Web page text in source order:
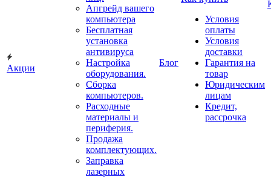
Акции
Апгрейд вашего
компьютера
Бесплатная
установка
антивируса
Настройка
оборудования.
Сборка
компьютеров.
Расходные
материалы и
периферия.
Продажа
комплектующих.
Заправка
лазерных
Блог
Условия
оплаты
Условия
доставки
Гарантия на
товар
Юридическим
лицам
Кредит,
рассрочка